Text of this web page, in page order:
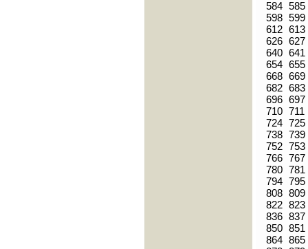
584 585
598 599
612 613
626 627
640 641
654 655
668 669
682 683
696 697
710 711
724 725
738 739
752 753
766 767
780 781
794 795
808 809
822 823
836 837
850 851
864 865